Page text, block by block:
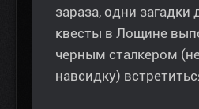
зараза, одни загадки
квесты в Лощине
черным сталкером
навсидку)